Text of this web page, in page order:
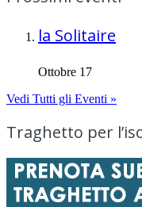
la Solitaire
Ottobre 17
Vedi Tutti gli Eventi »
Traghetto per